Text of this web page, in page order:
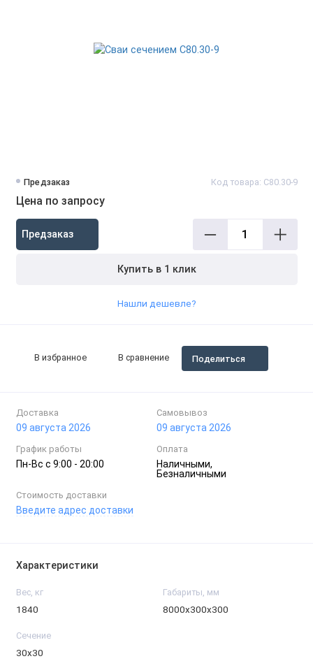
Предзаказ Код товара: С80.30-9
Цена по запросу
Предзаказ
Купить в 1 клик
Нашли дешевле?
Доставка
09 августа 2026
Самовывоз
09 августа 2026
График работы
Пн-Вc с 9:00 - 20:00
Оплата
Наличными,
Безналичными
Стоимость доставки
Введите адрес доставки
В избранное В сравнение Поделиться
Характеристики
Вес, кг
1840
Габариты, мм
8000х300х300
Сечение
30х30